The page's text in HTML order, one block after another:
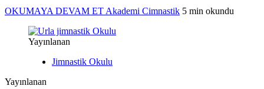
OKUMAYA DEVAM ETAkademi Cimnastik 5 min okundu
Yayınlanan
Jimnastik Okulu
Yayınlanan